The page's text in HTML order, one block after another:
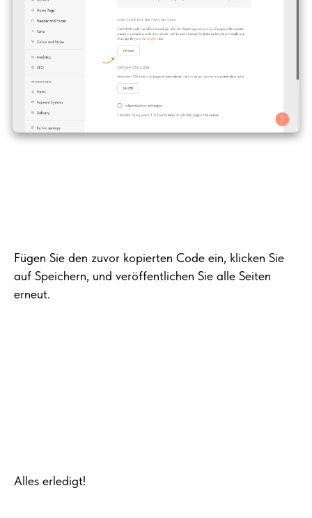
Fügen Sie den zuvor kopierten Code ein, klicken Sie
auf Speichern, und veröffentlichen Sie alle Seiten
erneut.
Alles erledigt!